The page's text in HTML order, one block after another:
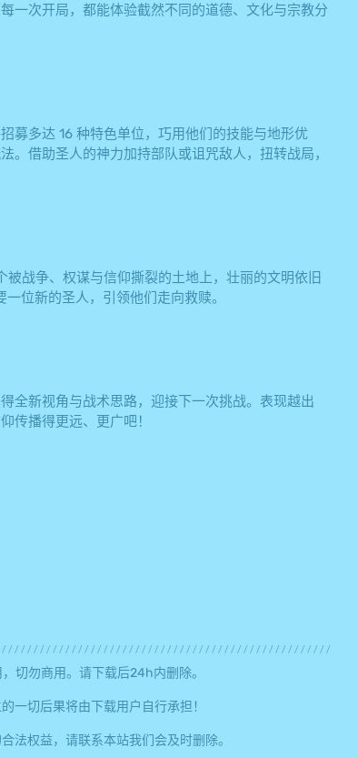
一次开局，都能体验截然不同的道德、文化与宗教分
募多达 16 种特色单位，巧用他们的技能与地形优
。借助圣人的神力加持部队或诅咒敌人，扭转战局，
战争、权谋与信仰撕裂的土地上，壮丽的文明依旧
位新的圣人，引领他们走向救赎。
全新视角与战术思路，迎接下一次挑战。表现越出
传播得更远、更广吧！
切勿商用。请下载后24h内删除。
一切后果将由下载用户自行承担！
法权益，请联系本站我们会及时删除。